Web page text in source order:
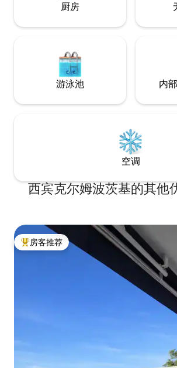
厨房
游泳池 内
空调
西宾克尔姆波茨基的其他
热门「房客推荐」
房客推荐